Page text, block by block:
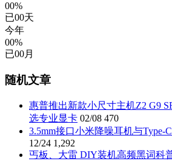
00%
已00天
今年
00%
已00月
随机文章
惠普推出新款小尺寸主机Z2 G9
选专业显卡 02/08 470
3.5mm接口小米降噪耳机与Type-
12/24 1,292
丐板、大雷 DIY装机高频黑词科